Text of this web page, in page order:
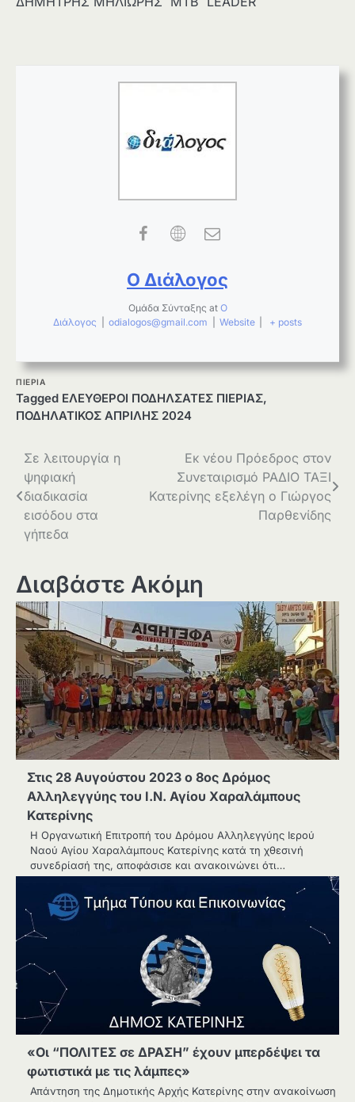
Ο Διάλογος
Ομάδα Σύνταξης at Ο
Διάλογος
odialogos@gmail.com Website + posts
ΠΙΕΡΙΑ
Tagged ΕΛΕΥΘΕΡΟΙ ΠΟΔΗΛΣΑΤΕΣ ΠΙΕΡΙΑΣ,
ΠΟΔΗΛΑΤΙΚΟΣ ΑΠΡΙΛΗΣ 2024
Πλοήγηση
άρθρων
Σε λειτουργία η
ψηφιακή
διαδικασία
εισόδου στα
γήπεδα
Εκ νέου Πρόεδρος στον
Συνεταιρισμό ΡΑΔΙΟ ΤΑΞΙ
Κατερίνης εξελέγη ο Γιώργος
Παρθενίδης
Διαβάστε Ακόμη
Στις 28 Αυγούστου 2023 ο 8ος Δρόμος
Αλληλεγγύης του Ι.Ν. Αγίου Χαραλάμπους
Κατερίνης
Η Οργανωτική Επιτροπή του Δρόμου Αλληλεγγύης Ιερού
Ναού Αγίου Χαραλάμπους Κατερίνης κατά τη χθεσινή
συνεδρίασή της, αποφάσισε και ανακοινώνει ότι…
«Οι “ΠΟΛΙΤΕΣ σε ΔΡΑΣΗ” έχουν μπερδέψει τα
φωτιστικά με τις λάμπες»
Απάντηση της Δημοτικής Αρχής Κατερίνης στην ανακοίνωση